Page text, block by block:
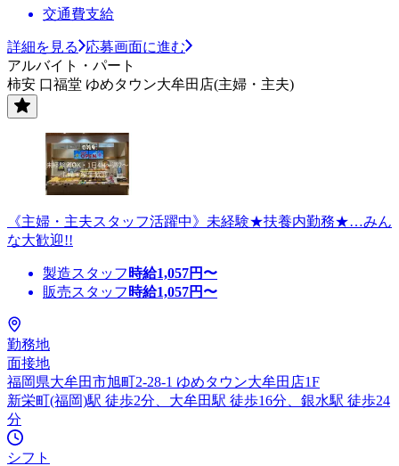
交通費支給
詳細を見る
応募画面に進む
アルバイト・パート
柿安 口福堂 ゆめタウン大牟田店(主婦・主夫)
《主婦・主夫スタッフ活躍中》未経験★扶養内勤務★…みん
な大歓迎!!
製造スタッフ 時給1,057円〜
販売スタッフ 時給1,057円〜
勤務地
面接地
福岡県大牟田市旭町2-28-1 ゆめタウン大牟田店1F
新栄町(福岡)駅 徒歩2分、大牟田駅 徒歩16分、銀水駅 徒歩24
分
シフト